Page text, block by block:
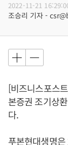
2022-11-21
조승리 기자 -
[비즈니스포스
본증권 조기상
다.
푸본현대생명